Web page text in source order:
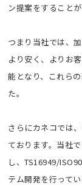
ン提案をすることが
つまり当社では、
より安く、よりお
能となり、これら
た。
さらにカネコでは
ております。当社
し、TS16949/
テム開発を行って